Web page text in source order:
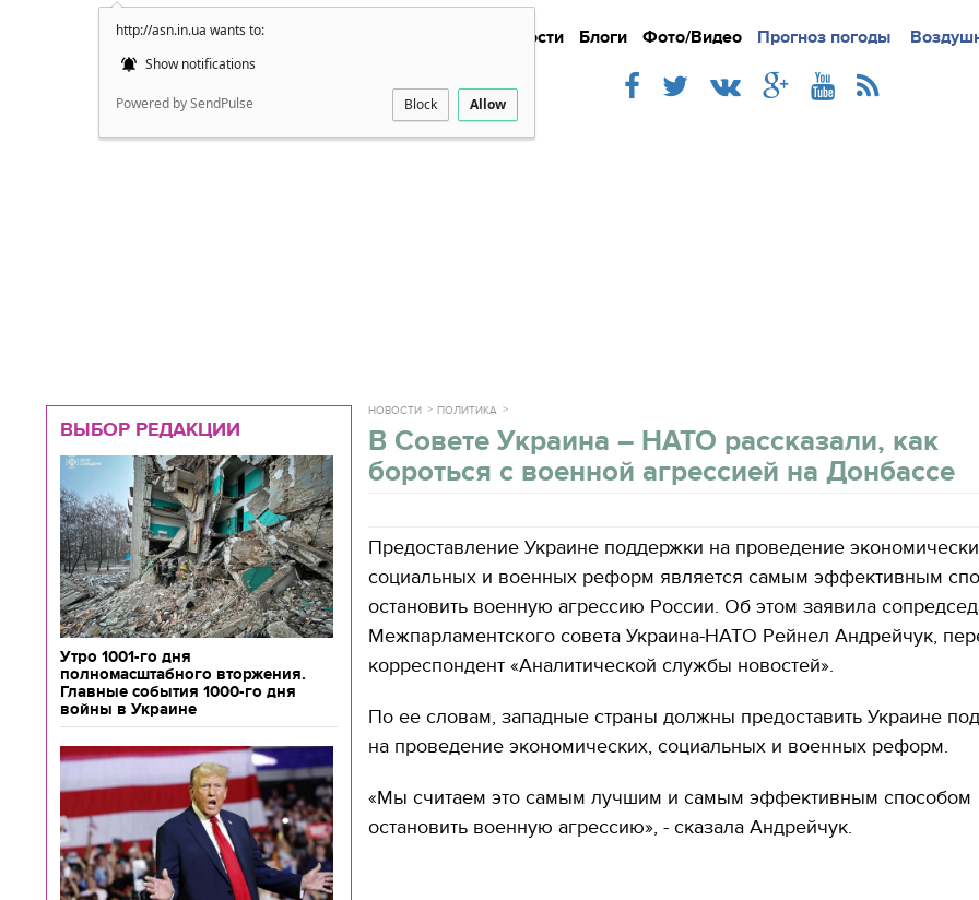
http://asn.in.ua wants to:
Show notifications
Powered by SendPulse Block Allow
Новости Блоги Фото/Видео Прогноз погоды
Подробно Новости
ВЫБОР РЕДАКЦИИ
Утро 1001-го дня
полномасштабного вторжения.
Главные события 1000-го дня
войны в Украине
НОВОСТИ ПОЛИТИКА
В Совете Украина – НАТО рассказали, как
бороться с военной агрессией на Донбассе
Предоставление Украине поддержки на проведение
социальных и военных реформ является самым эффективным
остановить военную агрессию России. Об этом заявила
Межпарламентского совета Украина-НАТО Рейнел Андрейчук,
корреспондент «Аналитической службы новостей».
По ее словам, западные страны должны предоставить Украине
на проведение экономических, социальных и военных реформ.
«Мы считаем это самым лучшим и самым эффективным способом
остановить военную агрессию», - сказала Андрейчук.